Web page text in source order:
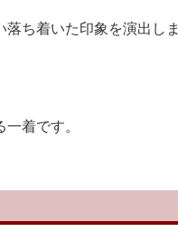
ち着いた印象を演出しま
着です。